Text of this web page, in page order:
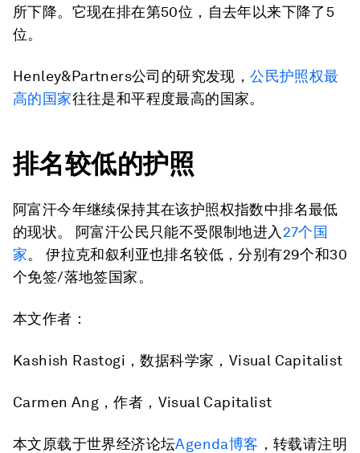
所下降。它现在排在第50位，自去年以来下降了5
位。
Henley&Partners公司的研究发现，公民护照权最
高的国家往往是和平程度最高的国家。
排名较低的护照
阿富汗今年继续保持其在该护照权指数中排名最低
的现状。 阿富汗公民只能不受限制地进入 27个国
家。 伊拉克和叙利亚也排名较低，分别有29个和30
个免签/落地签国家。
本文作者：
Kashish Rastogi，数据科学家，Visual Capitalist
Carmen Ang，作者，Visual Capitalist
本文原载于世界经济论坛Agenda博客 ，转载请注明